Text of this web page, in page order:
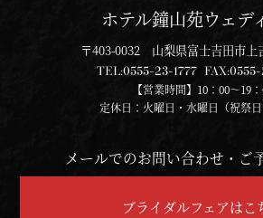
ホテル鐘山苑ウェデ
〒403-0032 山梨県富士吉田市上
TEL:0555-23-1777 FAX:
【営業時間】10：00～19
定休日：火曜日・水曜日（祝祭日
メールでのお問い合わせ・ご
ブライダルフェアはこ